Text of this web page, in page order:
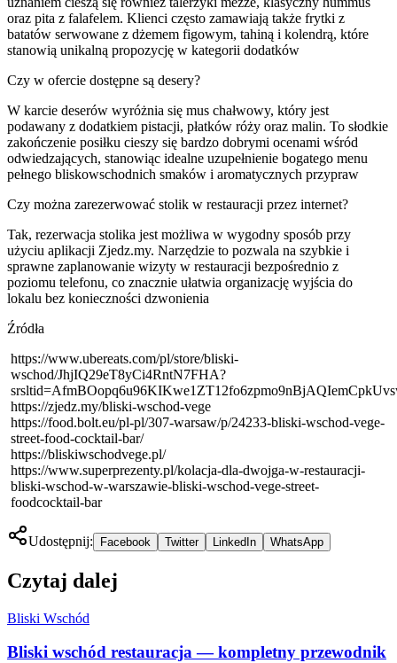
oraz pita z falafelem. Klienci często zamawiają także frytki z
batatów serwowane z dżemem figowym, tahiną i kolendrą, które
stanowią unikalną propozycję w kategorii dodatków
Czy w ofercie dostępne są desery?
W karcie deserów wyróżnia się mus chałwowy, który jest
podawany z dodatkiem pistacji, płatków róży oraz malin. To słodkie
zakończenie posiłku cieszy się bardzo dobrymi ocenami wśród
odwiedzających, stanowiąc idealne uzupełnienie bogatego menu
pełnego bliskowschodnich smaków i aromatycznych przypraw
Czy można zarezerwować stolik w restauracji przez internet?
Tak, rezerwacja stolika jest możliwa w wygodny sposób przy
użyciu aplikacji Zjedz.my. Narzędzie to pozwala na szybkie i
sprawne zaplanowanie wizyty w restauracji bezpośrednio z
poziomu telefonu, co znacznie ułatwia organizację wyjścia do
lokalu bez konieczności dzwonienia
Źródła
https://www.ubereats.com/pl/store/bliski-
wschod/JhjIQ29eT8yCi4RntN7FHA?
https://zjedz.my/bliski-wschod-vege
https://food.bolt.eu/pl-pl/307-warsaw/p/24233-bliski-wschod-vege-
street-food-cocktail-bar/
https://bliskiwschodvege.pl/
https://www.superprezenty.pl/kolacja-dla-dwojga-w-restauracji-
bliski-wschod-w-warszawie-bliski-wschod-vege-street-
foodcocktail-bar
Udostępnij: Facebook Twitter LinkedIn WhatsApp
Czytaj dalej
Bliski Wschód
Bliski wschód restauracja — kompletny przewodnik